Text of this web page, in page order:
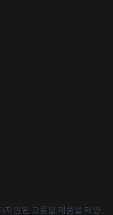
자인된 고품질 제품을 제안